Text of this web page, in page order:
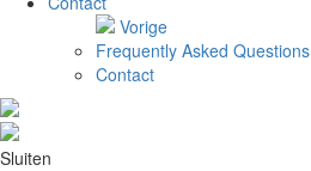
Vorige
Frequently Asked Questions
Contact
Sluiten